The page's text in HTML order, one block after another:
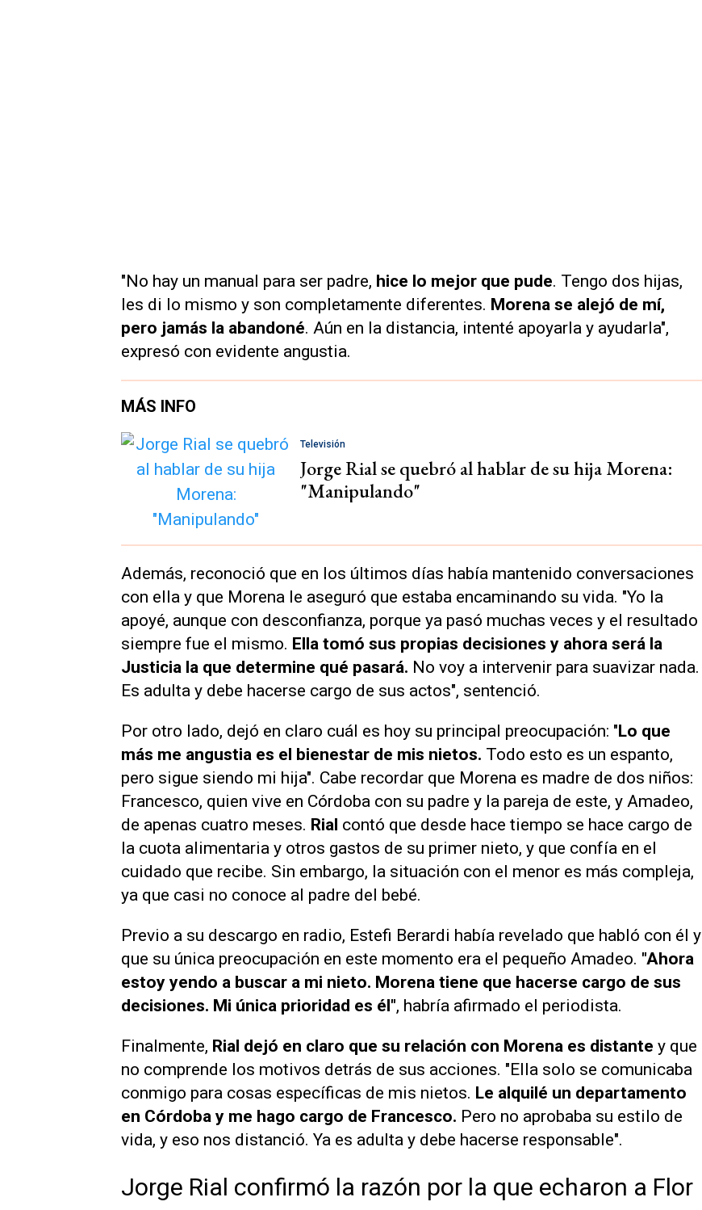
"No hay un manual para ser padre, hice lo mejor que pude. Tengo dos hijas,
les di lo mismo y son completamente diferentes. Morena se alejó de mí,
pero jamás la abandoné. Aún en la distancia, intenté apoyarla y ayudarla",
expresó con evidente angustia.
MÁS INFO
Televisión
Jorge Rial se quebró al hablar de su hija Morena:
"Manipulando"
Además, reconoció que en los últimos días había mantenido conversaciones
con ella y que Morena le aseguró que estaba encaminando su vida. "Yo la
apoyé, aunque con desconfianza, porque ya pasó muchas veces y el resultado
siempre fue el mismo. Ella tomó sus propias decisiones y ahora será la
Justicia la que determine qué pasará. No voy a intervenir para suavizar nada.
Es adulta y debe hacerse cargo de sus actos", sentenció.
Por otro lado, dejó en claro cuál es hoy su principal preocupación: "Lo que
más me angustia es el bienestar de mis nietos. Todo esto es un espanto,
pero sigue siendo mi hija". Cabe recordar que Morena es madre de dos niños:
Francesco, quien vive en Córdoba con su padre y la pareja de este, y Amadeo,
de apenas cuatro meses. Rial contó que desde hace tiempo se hace cargo de
la cuota alimentaria y otros gastos de su primer nieto, y que confía en el
cuidado que recibe. Sin embargo, la situación con el menor es más compleja,
ya que casi no conoce al padre del bebé.
Previo a su descargo en radio, Estefi Berardi había revelado que habló con él y
que su única preocupación en este momento era el pequeño Amadeo. "Ahora
estoy yendo a buscar a mi nieto. Morena tiene que hacerse cargo de sus
decisiones. Mi única prioridad es él", habría afirmado el periodista.
Finalmente, Rial dejó en claro que su relación con Morena es distante y que
no comprende los motivos detrás de sus acciones. "Ella solo se comunicaba
conmigo para cosas específicas de mis nietos. Le alquilé un departamento
en Córdoba y me hago cargo de Francesco. Pero no aprobaba su estilo de
vida, y eso nos distanció. Ya es adulta y debe hacerse responsable".
Jorge Rial confirmó la razón por la que echaron a Flor